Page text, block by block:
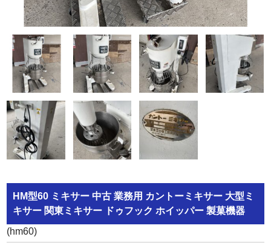
HM型60 ミキサー 中古 業務用 カントーミキサー 大型ミ
キサー 関東ミキサー ドゥフック ホイッパー 製菓機器
(hm60)